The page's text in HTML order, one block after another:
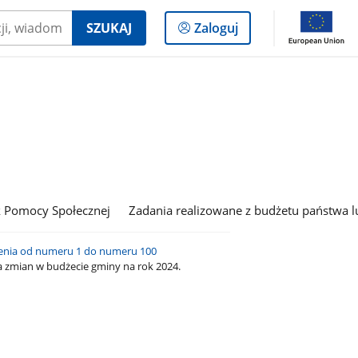
SZUKAJ
Logowanie
do
Zaloguj
Społecznej Zadania realizowane z budżetu państwa
od numeru 1 do numeru 100
zmian w budżecie gminy na rok 2024.